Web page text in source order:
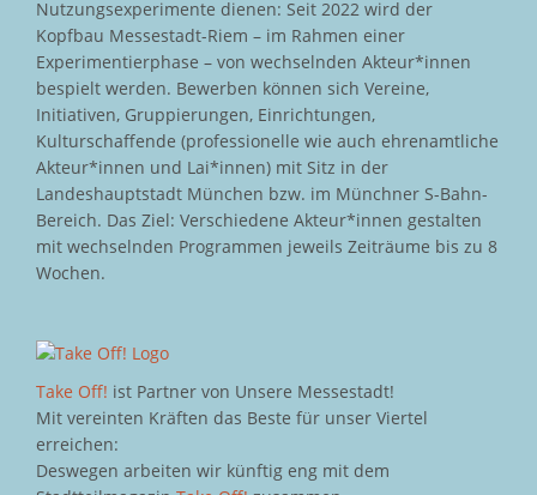
Nutzungsexperimente dienen: Seit 2022 wird der
Kopfbau Messestadt-Riem – im Rahmen einer
Experimentierphase – von wechselnden Akteur*innen
bespielt werden. Bewerben können sich Vereine,
Initiativen, Gruppierungen, Einrichtungen,
Kulturschaffende (professionelle wie auch ehrenamtliche
Akteur*innen und Lai*innen) mit Sitz in der
Landeshauptstadt München bzw. im Münchner S-Bahn-
Bereich. Das Ziel: Verschiedene Akteur*innen gestalten
mit wechselnden Programmen jeweils Zeiträume bis zu 8
Wochen.
Take Off! ist Partner von Unsere Messestadt!
Mit vereinten Kräften das Beste für unser Viertel
erreichen:
Deswegen arbeiten wir künftig eng mit dem